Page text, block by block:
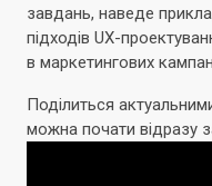
завдань, наведе
підходів UX-
в маркетингових
Поділиться
можна почати відразу